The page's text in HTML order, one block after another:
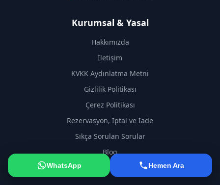
Kurumsal & Yasal
Hakkımızda
İletişim
KVKK Aydınlatma Metni
Gizlilik Politikası
Çerez Politikası
Rezervasyon, İptal ve İade
Sıkça Sorulan Sorular
Blog
WhatsApp Hemen Ara